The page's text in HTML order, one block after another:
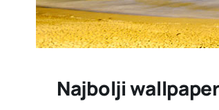
Najbolji